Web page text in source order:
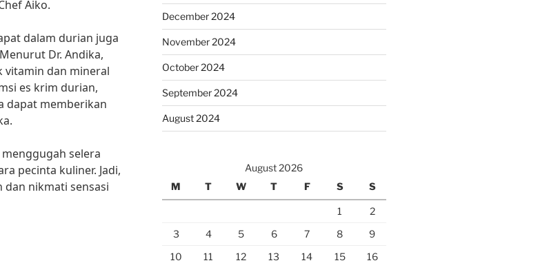
Aiko.
dalam durian juga
Dr. Andika,
vitamin dan mineral
es krim durian,
dapat memberikan
selera
pecinta kuliner. Jadi,
dan nikmati sensasi
December 2024
November 2024
October 2024
September 2024
August 2024
August 2026
M
T W T F S S
1
2
3
4 5 6 7 8
9
10
11 12 13 14 15
16